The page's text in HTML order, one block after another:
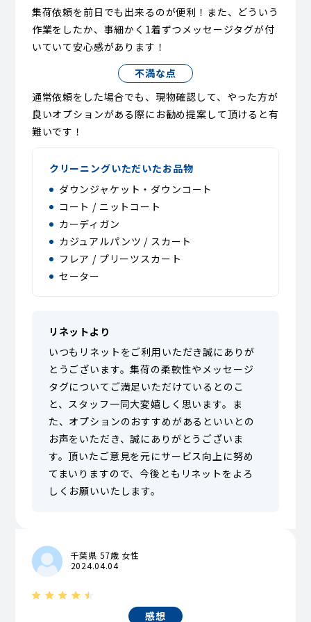
集荷依頼を前日でも出来るのが便利！また、どういう
作業をしたか、事細かく1着ずつメッセージタグが付
いていて安心感があります！
不満な点
通常依頼をした場合でも、現物確認して、やった方が
良いオプションがある際にお勧め提案して頂けると有
難いです！
クリーニングいただいたお品物
ダウンジャケット・ダウンコート
コート / ニットコート
カーディガン
カジュアルパンツ / スカート
フレア / プリーツスカート
セーター
リネットより
いつもリネットをご利用いただき誠にありが
とうございます。集荷の柔軟性やメッセージ
タグについてご満足いただけているとのこ
と、スタッフ一同大変嬉しく思います。ま
た、オプションのおすすめがあるといいとの
お声をいただき、誠にありがとうございま
す。頂いたご意見を元にサービス向上に努め
てまいりますので、今後ともリネットをよろ
しくお願いいたします。
千葉県 57歳 女性
2024.04.04
感想